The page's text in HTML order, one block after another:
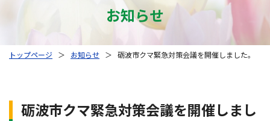
お知らせ
トップページ ＞ お知らせ ＞ 砺波市クマ緊急対策会議を開催しました。
砺波市クマ緊急対策会議を開催しまし